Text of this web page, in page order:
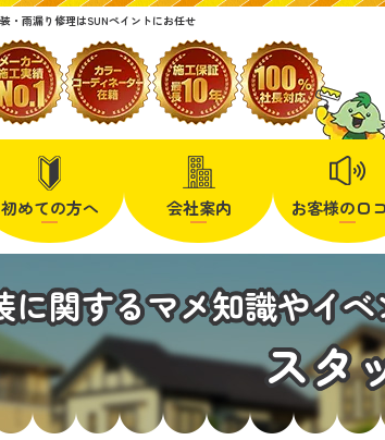
・雨漏り修理はSUNペイントにお任せ
初めての方へ 会社案内 お客様の口
に関するマメ知識やイ
スタ